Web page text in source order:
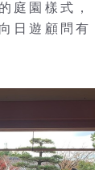
庭園樣式，
日遊顧問有